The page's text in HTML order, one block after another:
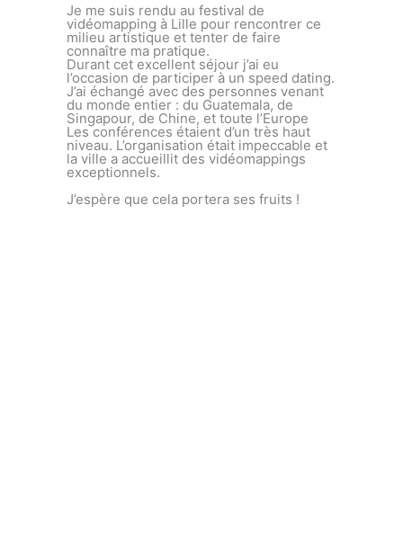
Je me suis rendu au festival de
vidéomapping à Lille pour rencontrer ce
milieu artistique et tenter de faire
connaître ma pratique.
Durant cet excellent séjour j’ai eu
l’occasion de participer à un speed dating.
J’ai échangé avec des personnes venant
du monde entier : du Guatemala, de
Singapour, de Chine, et toute l’Europe
Les conférences étaient d’un très haut
niveau. L’organisation était impeccable et
la ville a accueillit des vidéomappings
exceptionnels.
J’espère que cela portera ses fruits !